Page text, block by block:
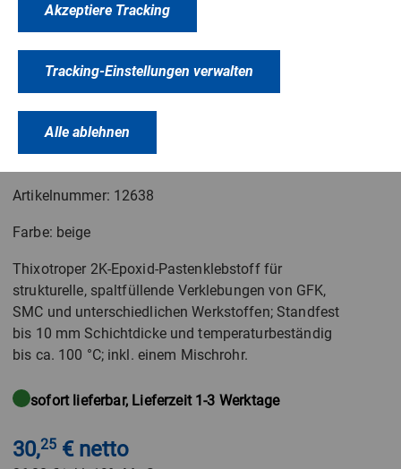
50 ml Doppelkammer-Kartusche
Artikelnummer: 12638
Farbe: beige
Thixotroper 2K-Epoxid-Pastenklebstoff für
strukturelle, spaltfüllende Verklebungen von GFK,
SMC und unterschiedlichen Werkstoffen; Standfest
bis 10 mm Schichtdicke und temperaturbeständig
bis ca. 100 °C; inkl. einem Mischrohr.
sofort lieferbar, Lieferzeit 1-3 Werktage
30,25 € netto
Akzeptiere Tracking
Tracking-Einstellungen verwalten
Alle ablehnen